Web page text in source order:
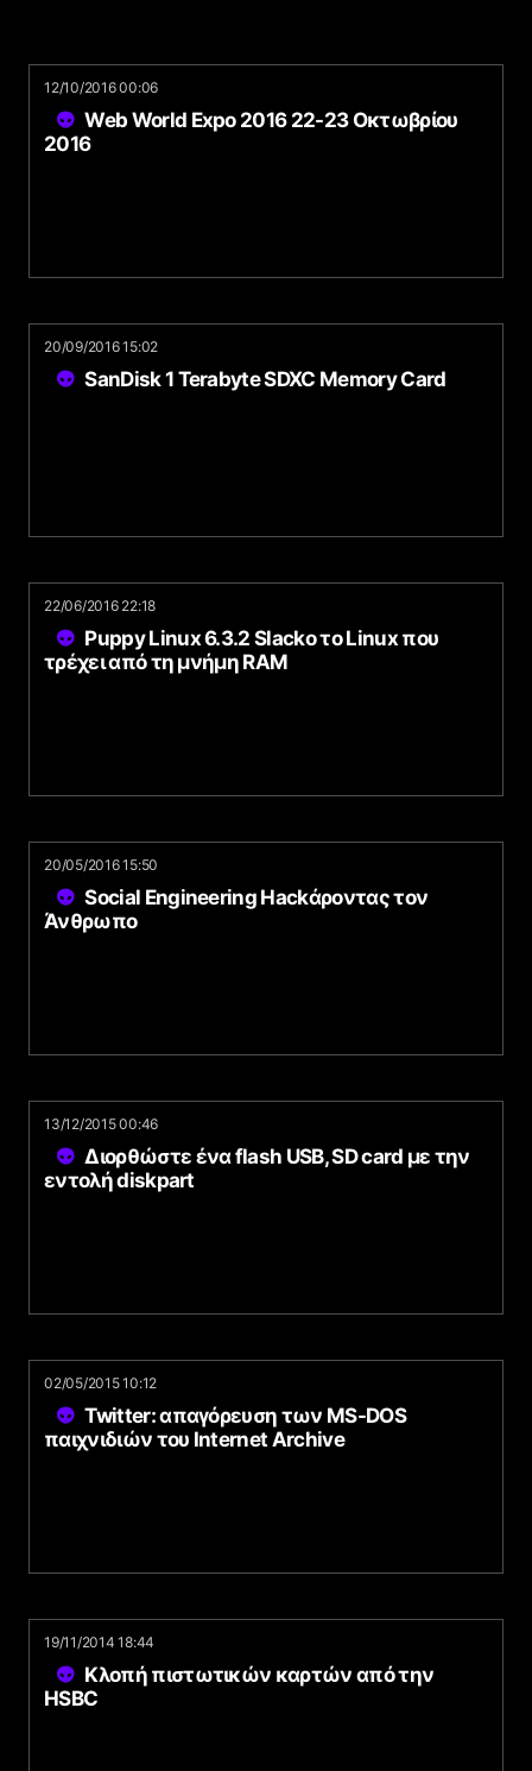
12/10/2016 00:06
Web World Expo 2016 22-23 Οκτωβρίου
2016
20/09/2016 15:02
SanDisk 1 Terabyte SDXC Memory Card
22/06/2016 22:18
Puppy Linux 6.3.2 Slacko το Linux που
τρέχει από τη μνήμη RAM
20/05/2016 15:50
Social Engineering Hackάροντας τον
Άνθρωπο
13/12/2015 00:46
Διορθώστε ένα flash USB, SD card με την
εντολή diskpart
02/05/2015 10:12
Twitter: απαγόρευση των MS-DOS
παιχνιδιών του Internet Archive
19/11/2014 18:44
Κλοπή πιστωτικών καρτών από την
HSBC